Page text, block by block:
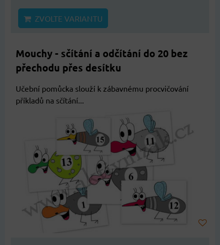
ZVOLTE VARIANTU
Mouchy - sčítání a odčítání do 20 bez
přechodu přes desítku
Učební pomůcka slouží k zábavnému procvičování
příkladů na sčítání...